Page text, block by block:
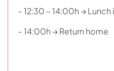
- 12:30 – 14:00h →
- 14:00h → Return home